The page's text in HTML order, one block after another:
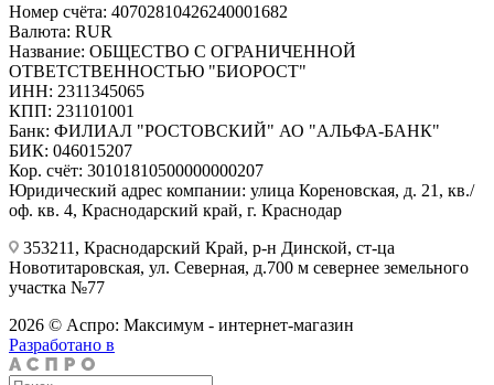
Номер счёта: 40702810426240001682
Валюта: RUR
Название: ОБЩЕСТВО С ОГРАНИЧЕННОЙ
ОТВЕТСТВЕННОСТЬЮ "БИОРОСТ"
ИНН: 2311345065
КПП: 231101001
Банк: ФИЛИАЛ "РОСТОВСКИЙ" АО "АЛЬФА-БАНК"
БИК: 046015207
Кор. счёт: 30101810500000000207
Юридический адрес компании: улица Кореновская, д. 21, кв./
оф. кв. 4, Краснодарский край, г. Краснодар
353211, Краснодарский Край, р-н Динской, ст-ца
Новотитаровская, ул. Северная, д.700 м севернее земельного
участка №77
2026 © Аспро: Максимум - интернет-магазин
Разработано в